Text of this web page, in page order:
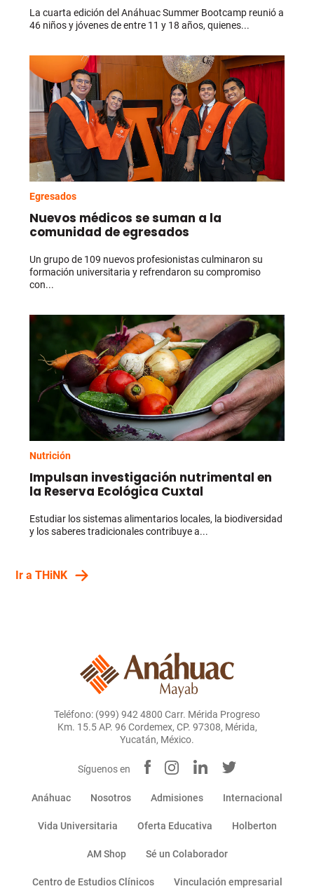
La cuarta edición del Anáhuac Summer Bootcamp reunió a
46 niños y jóvenes de entre 11 y 18 años, quienes...
Egresados
Nuevos médicos se suman a la
comunidad de egresados
Un grupo de 109 nuevos profesionistas culminaron su
formación universitaria y refrendaron su compromiso
con...
Nutrición
Impulsan investigación nutrimental en
la Reserva Ecológica Cuxtal
Estudiar los sistemas alimentarios locales, la biodiversidad
y los saberes tradicionales contribuye a...
Ir a THiNK
Teléfono: (999) 942 4800 Carr. Mérida Progreso
Km. 15.5 AP. 96 Cordemex, CP. 97308, Mérida,
Yucatán, México.
Síguenos en
Anáhuac Nosotros Admisiones Internacional
Vida Universitaria Oferta Educativa Holberton
AM Shop Sé un Colaborador
Centro de Estudios Clínicos Vinculación empresarial